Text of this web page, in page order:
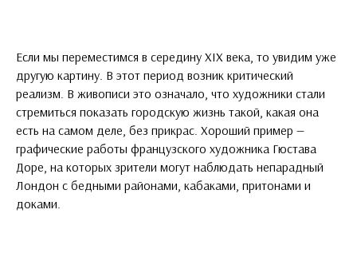
Если мы переместимся в середину XIX века, то увидим уже
другую картину. В этот период возник критический
реализм. В живописи это означало, что художники стали
стремиться показать городскую жизнь такой, какая она
есть на самом деле, без прикрас. Хороший пример —
графические работы французского художника Гюстава
Доре, на которых зрители могут наблюдать непарадный
Лондон с бедными районами, кабаками, притонами и
доками.